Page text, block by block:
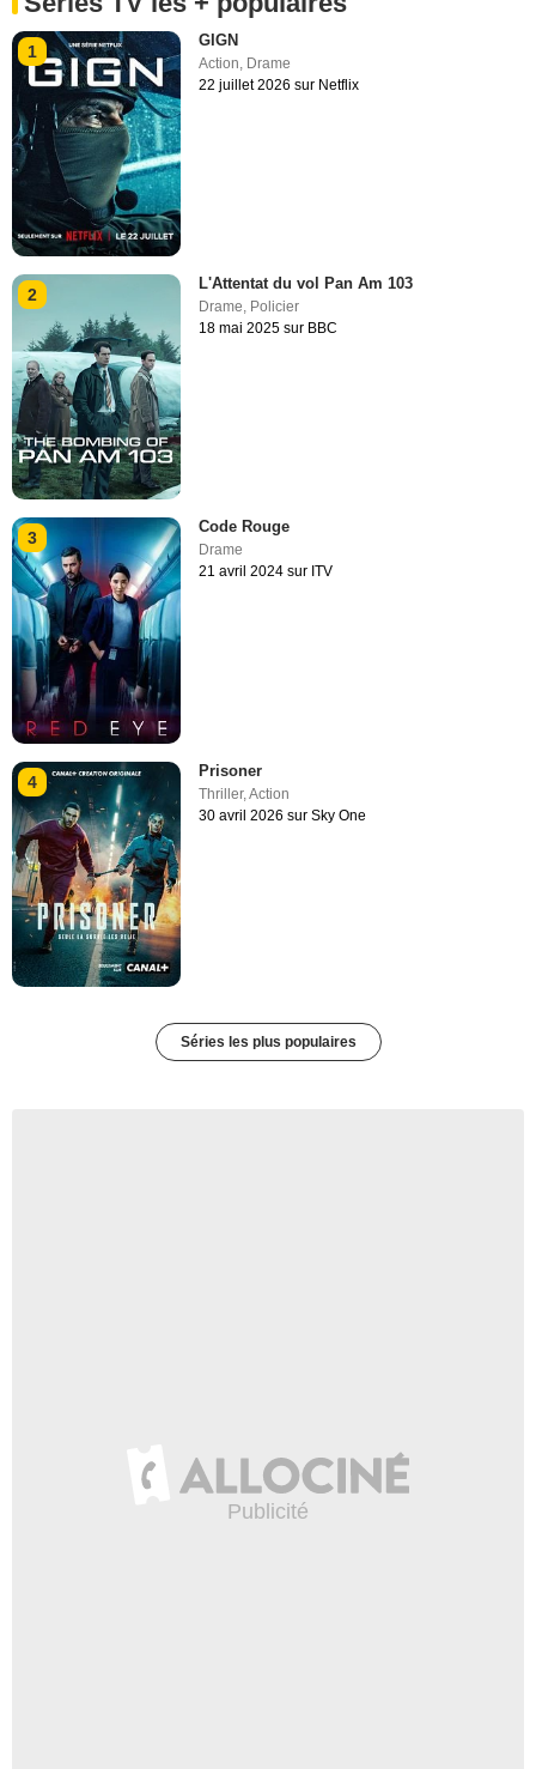
1
GIGN
Action Drame
22 juillet 2026 sur Netflix
2
L'Attentat du vol Pan Am 103
Drame, Policier
18 mai 2025 sur BBC
3
Code Rouge
Drame
21 avril 2024 sur ITV
4
Prisoner
Thriller,Action
30 avril 2026 sur Sky One
Séries les plus populaires